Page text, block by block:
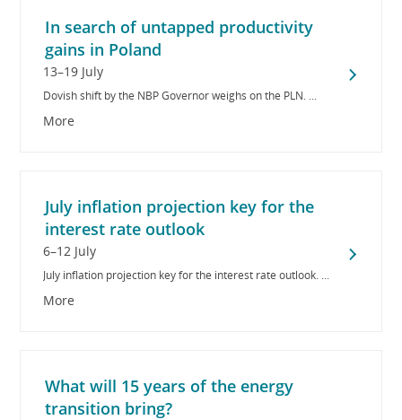
In search of untapped productivity
gains in Poland
13–19 July
Dovish shift by the NBP Governor weighs on the PLN. ...
More
July inflation projection key for the
interest rate outlook
6–12 July
July inflation projection key for the interest rate outlook. ...
More
What will 15 years of the energy
transition bring?